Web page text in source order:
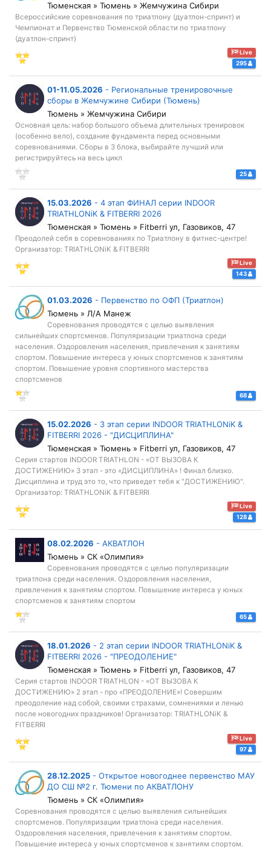
Тюменская » Тюмень » Жемчужина Сибири
Всероссийские соревнования по триатлону (дуатлон-спринт) и
Чемпионат и Первенство Тюменской области по триатлону
(дуатлон-спринт)
Live
295
01-11.05.2026 - Региональные тренировочные
сборы в Жемчужине Сибири (Тюмень)
Тюмень » Жемчужина Сибири
Основная цель: набор большого объема длительных тренировок
(особенно вело), создание фундамента перед основными
соревнованиями. Сборы в 3 блока, выбирайте лучший или
регистрируйтесь на весь цикл
25
15.03.2026 - 4 этап ФИНАЛ серии INDOOR
TRIATHLONiK & FITBERRI 2026
Тюменская » Тюмень » Fitberri ул, Газовиков, 47
Преодолей себя в соревнованиях по Триатлону в фитнес-центре!
Организатор: TRIATHLONiK & FITBERRI
Live
143
01.03.2026 - Первенство по ОФП (Триатлон)
Тюмень » Л/А Манеж
Соревнования проводятся с целью выявления
сильнейших спортсменов. Популяризации триатлона среди
населения. Оздоровления населения, привлечения к занятиям
спортом. Повышение интереса у юных спортсменов к занятиям
спортом. Повышение уровня спортивного мастерства
спортсменов
68
15.02.2026 - 3 этап серии INDOOR TRIATHLONiK &
FITBERRI 2026 - "ДИСЦИПЛИНА"
Тюменская » Тюмень » Fitberri ул, Газовиков, 47
Серия стартов INDOOR TRIATHLON - «ОТ ВЫЗОВА К
ДОСТИЖЕНИЮ» 3 этап - это «ДИСЦИПЛИНА» ! Финал близко.
Дисциплина и труд это то, что приведет тебя к "ДОСТИЖЕНИЮ".
Организатор: TRIATHLONiK & FITBERRI
Live
128
08.02.2026 - АКВАТЛОН
Тюмень » СК «Олимпия»
Соревнования проводятся с целью популяризации
триатлона среди населения. Оздоровления населения,
привлечения к занятиям спортом. Повышение интереса у юных
спортсменов к занятиям спортом
65
18.01.2026 - 2 этап серии INDOOR TRIATHLONiK &
FITBERRI 2026 - "ПРЕОДОЛЕНИЕ"
Тюменская » Тюмень » Fitberri ул, Газовиков, 47
Серия стартов INDOOR TRIATHLON - «ОТ ВЫЗОВА К
ДОСТИЖЕНИЮ» 2 этап - про «ПРЕОДОЛЕНИЕ»! Совершим
преодоление над собой, своими страхами, сомнениями и ленью
после новогодних праздников! Организатор: TRIATHLONiK &
FITBERRI
Live
97
28.12.2025 - Открытое новогоднее первенство МАУ
ДО СШ №2 г. Тюмени по АКВАТЛОНУ
Тюмень » СК «Олимпия»
Соревнования проводятся с целью выявления сильнейших
спортсменов. Популяризации триатлона среди населения.
Оздоровления населения, привлечения к занятиям спортом.
Повышение интереса у юных спортсменов к занятиям спортом.